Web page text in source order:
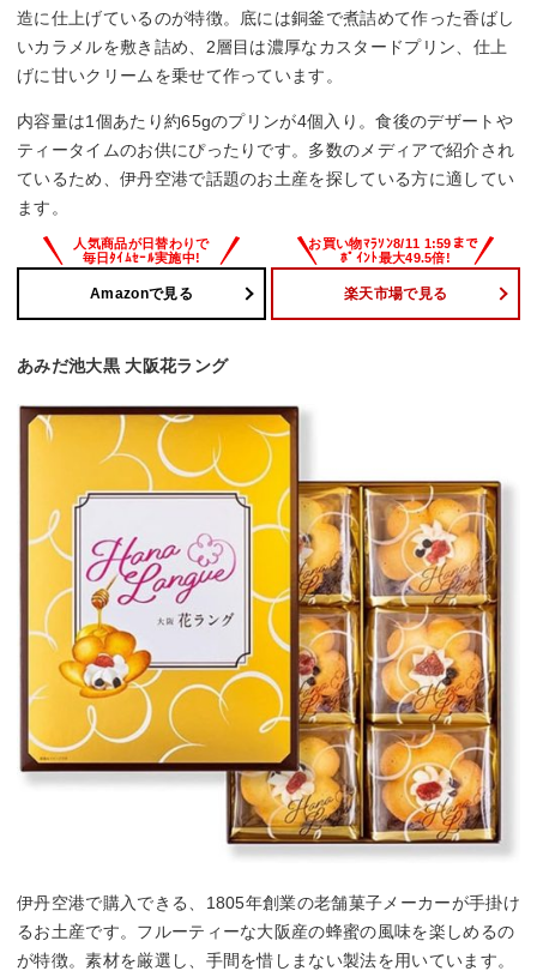
造に仕上げているのが特徴。底には銅釜で煮詰めて作った香ばし
いカラメルを敷き詰め、2層目は濃厚なカスタードプリン、仕上
げに甘いクリームを乗せて作っています。
内容量は1個あたり約65gのプリンが4個入り。食後のデザートや
ティータイムのお供にぴったりです。多数のメディアで紹介され
ているため、伊丹空港で話題のお土産を探している方に適してい
ます。
Amazonで見る 楽天市場で見る
あみだ池大黒 大阪花ラング
伊丹空港で購入できる、1805年創業の老舗菓子メーカーが手掛け
るお土産です。フルーティーな大阪産の蜂蜜の風味を楽しめるの
が特徴。素材を厳選し、手間を惜しまない製法を用いています。